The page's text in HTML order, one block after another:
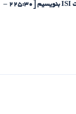
مقاله علمی برای مجلات ISI بنویسیم [225:30 –